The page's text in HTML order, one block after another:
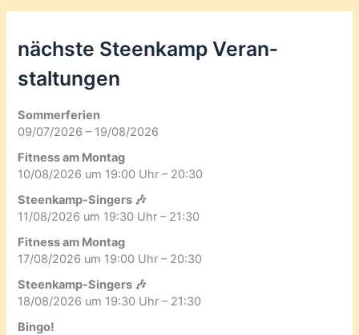
nächste Steenkamp Veran­
staltungen
Sommerferien
09/07/2026 – 19/08/2026
Fitness am Montag
10/08/2026 um 19:00 Uhr – 20:30
Steenkamp-Singers 🎶
11/08/2026 um 19:30 Uhr – 21:30
Fitness am Montag
17/08/2026 um 19:00 Uhr – 20:30
Steenkamp-Singers 🎶
18/08/2026 um 19:30 Uhr – 21:30
Bingo!